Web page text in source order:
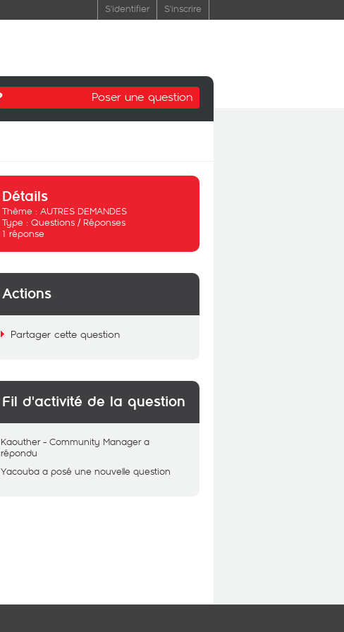
S'identifier S'inscrire
Poser une question
Détails
Thème : AUTRES DEMANDES
Type : Questions / Réponses
1 réponse
Actions
Partager cette question
Fil d'activité de la question
Kaouther - Community Manager a
répondu
Yacouba a posé une nouvelle question